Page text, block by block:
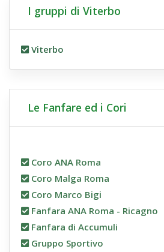
I gruppi di Viterbo
Viterbo
Le Fanfare ed i Cori
Coro ANA Roma
Coro Malga Roma
Coro Marco Bigi
Fanfara ANA Roma - Ricagno
Fanfara di Accumuli
Gruppo Sportivo